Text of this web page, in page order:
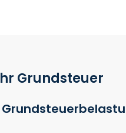
Grundsteuer